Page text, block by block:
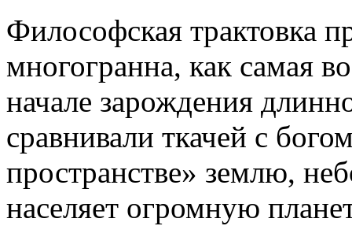
Философская трактовка
многогранна, как самая
начале зарождения
сравнивали ткачей с
пространстве» землю,
населяет огромную